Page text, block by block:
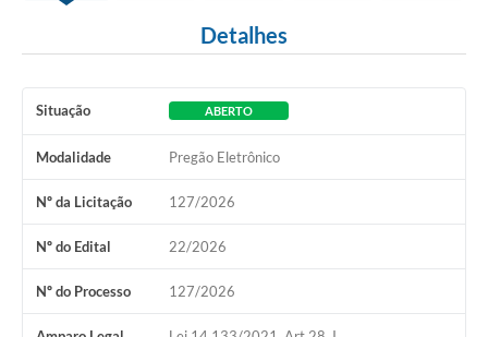
Detalhes
Situação ABERTO
Modalidade Pregão Eletrônico
Nº da Licitação 127/2026
Nº do Edital 22/2026
Nº do Processo 127/2026